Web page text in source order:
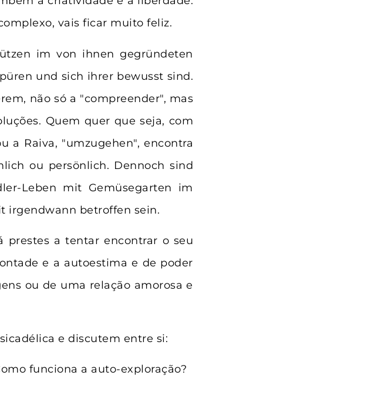
vais ficar muito feliz.
im von ihnen gegründeten
und sich ihrer bewusst sind.
não só a "compreender", mas
Quem quer que seja, com
a Raiva, "umzugehen", encontra
ou persönlich. Dennoch sind
Leben mit Gemüsegarten im
irgendwann betroffen sein.
prestes a tentar encontrar o seu
e a autoestima e de poder
ou de uma relação amorosa e
e discutem entre si:
funciona a auto-exploração?